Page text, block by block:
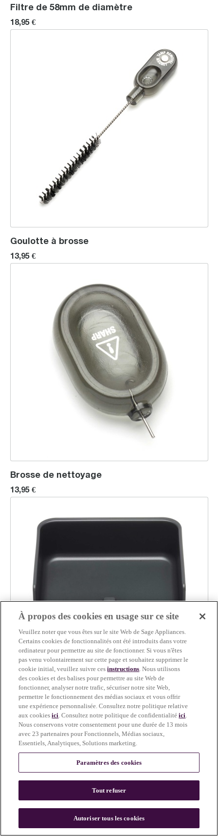
Filtre de 58mm de diamètre
18,95 €
Goulotte à brosse
Goulotte à brosse
13,95 €
Brosse de nettoyage
Brosse de nettoyage
13,95 €
Accessoire de rangement
Accessoire de rangement
9,95 €
Moulin à brosse
À propos des cookies en usage sur ce site
Veuillez noter que vous êtes sur le site Web de Sage Appliances.
Certains cookies de fonctionnalités ont été introduits dans votre
ordinateur pour permettre au site de fonctionner. Si vous n'êtes
pas venu volontairement sur cette page et souhaitez supprimer le
cookie initial, veuillez suivre cesinstructions. Nous utilisons
des cookies et des balises pour permettre au site Web de
fonctionner, analyser notre trafic, sécuriser notre site Web,
permettre le fonctionnement des médias sociaux et vous offrir
une expérience personnalisée. Consultez notre politique relative
aux cookiesici. Consultez notre politique de confidentialitéici.
Nous conservons votre consentement pour une durée de 13 mois
avec 23 partenaires pour Fonctionnels, Médias sociaux,
Essentiels, Analytiques, Solutions marketing.
Paramètres des cookies
Tout refuser
Autoriser tous les cookies